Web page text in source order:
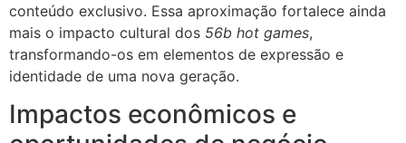
conteúdo exclusivo. Essa aproximação fortalece ainda
mais o impacto cultural dos 56b hot games,
transformando-os em elementos de expressão e
identidade de uma nova geração.
Impactos econômicos e